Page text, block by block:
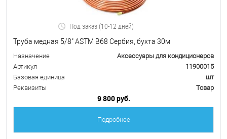
Под заказ (10-12 дней)
Труба медная 5/8" ASTM B68 Сербия, бухта 30м
Назначение
Аксессуары для кондиционеров
Артикул
11900015
Базовая единица
шт
Реквизиты
Товар
9 800 руб.
Подробнее